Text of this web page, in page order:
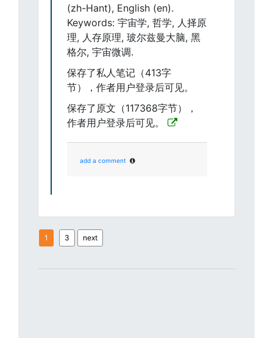
(zh-Hant), English (en).
Keywords: 宇宙学, 哲学, 人择原
理, 人存原理, 玻尔兹曼大脑, 黑
格尔, 宇宙微调.
保存了私人笔记（413字
节），作者用户登录后可见。
保存了原文（117368字节），
作者用户登录后可见。
add a comment
1 3 next